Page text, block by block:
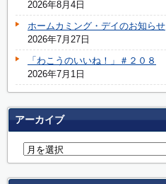
2026年8月4日
ホームカミング・デイのお知らせ
2026年7月27日
「わこうのいいね！」＃２０８
2026年7月1日
アーカイブ